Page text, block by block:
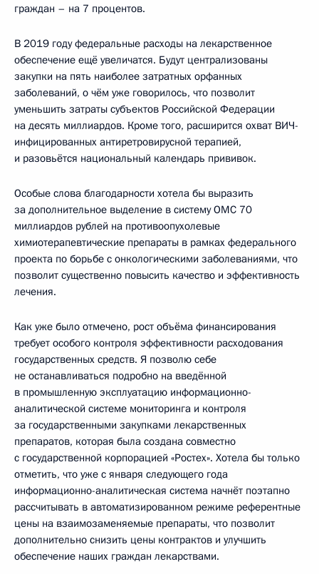
граждан – на 7 процентов.
В 2019 году федеральные расходы на лекарственное
обеспечение ещё увеличатся. Будут централизованы
закупки на пять наиболее затратных орфанных
заболеваний, о чём уже говорилось, что позволит
уменьшить затраты субъектов Российской Федерации
на десять миллиардов. Кроме того, расширится охват ВИЧ-
инфицированных антиретровирусной терапией,
и разовьётся национальный календарь прививок.
Особые слова благодарности хотела бы выразить
за дополнительное выделение в систему ОМС 70
миллиардов рублей на противоопухолевые
химиотерапевтические препараты в рамках федерального
проекта по борьбе с онкологическими заболеваниями, что
позволит существенно повысить качество и эффективность
лечения.
Как уже было отмечено, рост объёма финансирования
требует особого контроля эффективности расходования
государственных средств. Я позволю себе
не останавливаться подробно на введённой
в промышленную эксплуатацию информационно-
аналитической системе мониторинга и контроля
за государственными закупками лекарственных
препаратов, которая была создана совместно
с государственной корпорацией «Ростех». Хотела бы только
отметить, что уже с января следующего года
информационно-аналитическая система начнёт поэтапно
рассчитывать в автоматизированном режиме референтные
цены на взаимозаменяемые препараты, что позволит
дополнительно снизить цены контрактов и улучшить
обеспечение наших граждан лекарствами.